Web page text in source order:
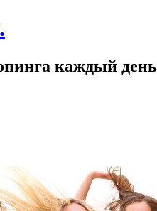
каждый день